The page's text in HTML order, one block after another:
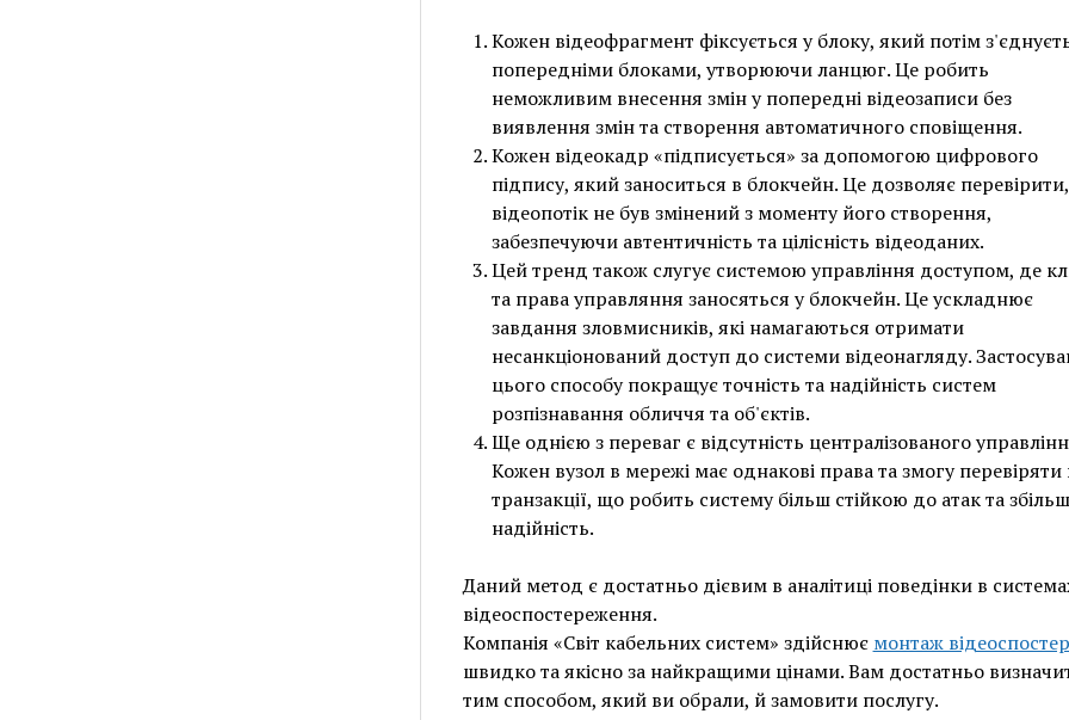
Кожен відеофрагмент фіксується у блоку, який потім
попередніми блоками, утворюючи ланцюг. Це робить
неможливим внесення змін у попередні відеозаписи без
виявлення змін та створення автоматичного сповіщення.
Кожен відеокадр «підписується» за допомогою цифрового
підпису, який заноситься в блокчейн. Це дозволяє
відеопотік не був змінений з моменту його створення,
забезпечуючи автентичність та цілісність відеоданих.
Цей тренд також слугує системою управління доступом, де
та права управляння заносяться у блокчейн. Це ускладнює
завдання зловмисників, які намагаються отримати
несанкціонований доступ до системи відеонагляду.
цього способу покращує точність та надійність систем
розпізнавання обличчя та об'єктів.
Ще однією з переваг є відсутність централізованого
Кожен вузол в мережі має однакові права та змогу перевіряти
транзакції, що робить систему більш стійкою до атак та
надійність.
Даний метод є достатньо дієвим в аналітиці поведінки в
відеоспостереження.
Компанія «Світ кабельних систем» здійснює монтаж
швидко та якісно за найкращими цінами. Вам достатньо
тим способом, який ви обрали, й замовити послугу.